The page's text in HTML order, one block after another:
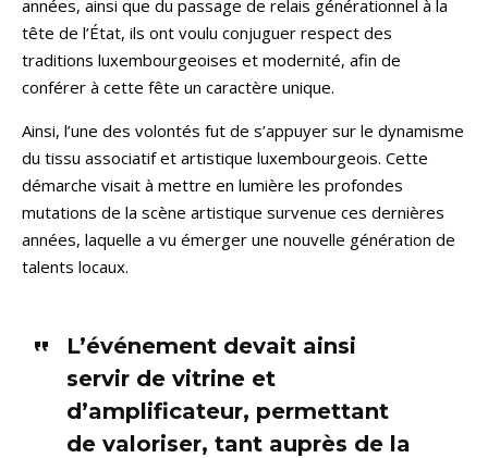
années, ainsi que du passage de relais générationnel à la
tête de l’État, ils ont voulu conjuguer respect des
traditions luxembourgeoises et modernité, afin de
conférer à cette fête un caractère unique.
Ainsi, l’une des volontés fut de s’appuyer sur le dynamisme
du tissu associatif et artistique luxembourgeois. Cette
démarche visait à mettre en lumière les profondes
mutations de la scène artistique survenue ces dernières
années, laquelle a vu émerger une nouvelle génération de
talents locaux.
L’événement devait ainsi
servir de vitrine et
d’amplificateur, permettant
de valoriser, tant auprès de la